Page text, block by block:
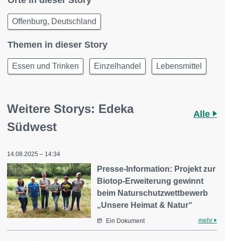
Offenburg, Deutschland
Themen in dieser Story
Essen und Trinken Einzelhandel Lebensmittel
Weitere Storys: Edeka
Südwest
Alle
14.08.2025 – 14:34
Presse-Information: Projekt zur
Biotop-Erweiterung gewinnt
beim Naturschutzwettbewerb
„Unsere Heimat & Natur“
Ein Dokument mehr